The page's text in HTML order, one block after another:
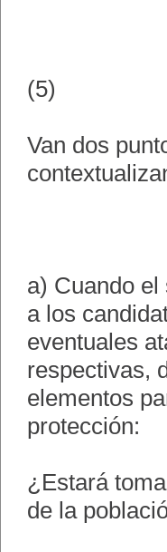
(5)
Van dos
a) Cuando
a los
eventuales
respectivas,
elementos
protección:
¿Estará
de la